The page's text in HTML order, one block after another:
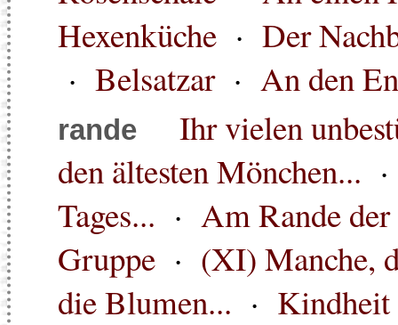
Hexenküche · Der
· Belsatzar· An den
rande
Ihr vielen
den ältesten Mönchen...
Tages... · Am Rande
Gruppe · (XI) Manche,
die Blumen... · Kindheit